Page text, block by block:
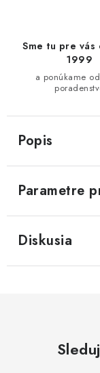
Sme tu pre vás
1999
a ponúkame
Popis
Parametre
Diskusia